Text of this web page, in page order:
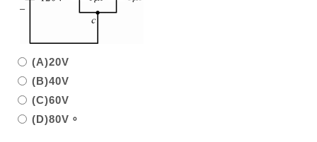
(A)20V
(B)40V
(C)60V
(D)80V。